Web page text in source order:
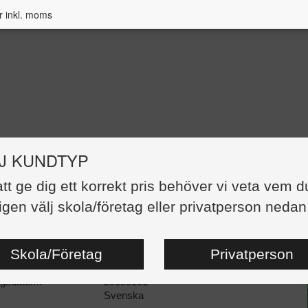
KUNDTYP
ge dig ett korrekt pris behöver vi veta vem
välj skola/företag eller privatperson
Skola/Företag Privatperson
inkl. moms
läsa för vuxna (grön): Amina och
Häftad
87139-70-3
20150101
Svenska